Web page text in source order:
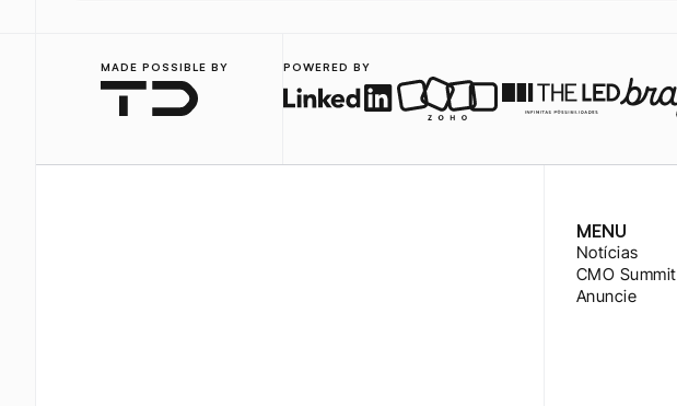
MADE POSSIBLE BY POWERED BY
MENU
Notícias
CMO Summit
Anuncie